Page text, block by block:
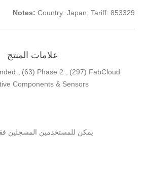
Notes: Country: Japan; Tariff: 853329
علامات المنتج
FabCloud
(297)
Phase 2
(63)
Components & Sensors
يمكن للمستخدمين المسجلين